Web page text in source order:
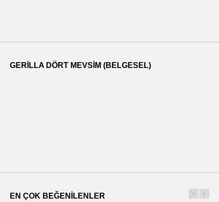
GERILLA DÖRT MEVSIM (BELGESEL)
EN ÇOK BEĞENILENLER